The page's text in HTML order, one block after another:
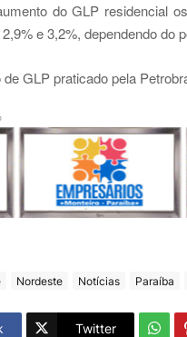
do GLP residencial
e 3,2%, dependendo do
GLP praticado pela
Nordeste Notícias Paraíba
Twitter